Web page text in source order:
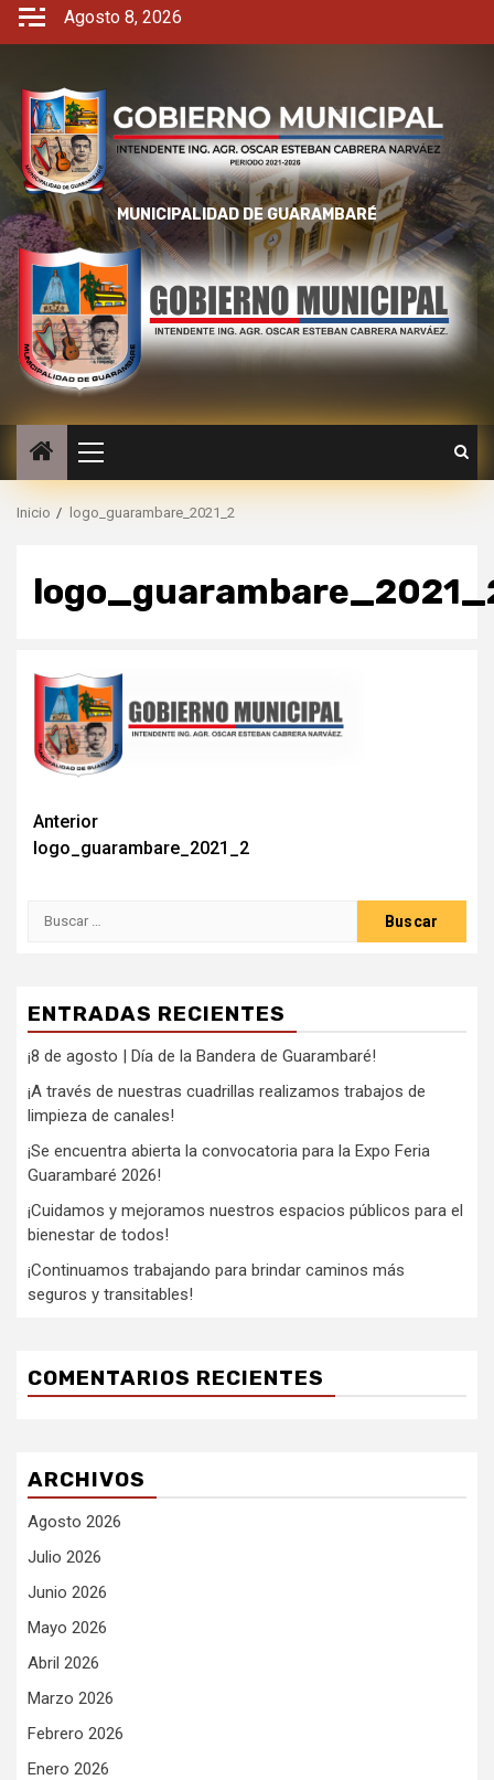
Agosto 8, 2026
MUNICIPALIDAD DE GUARAMBARÉ
Inicio logo_guarambare_2021_2
Anterior
logo_guarambare_2021_2
ENTRADAS RECIENTES
¡8 de agosto | Día de la Bandera de Guarambaré!
¡A través de nuestras cuadrillas realizamos trabajos de
limpieza de canales!
¡Se encuentra abierta la convocatoria para la Expo Feria
Guarambaré 2026!
¡Cuidamos y mejoramos nuestros espacios públicos para el
bienestar de todos!
¡Continuamos trabajando para brindar caminos más
seguros y transitables!
COMENTARIOS RECIENTES
ARCHIVOS
Agosto 2026
Julio 2026
Junio 2026
Mayo 2026
Abril 2026
Marzo 2026
Febrero 2026
Enero 2026